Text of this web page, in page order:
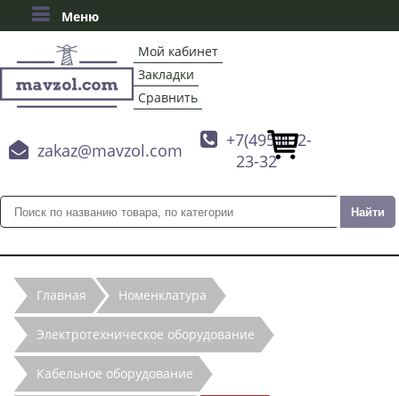
Меню
Мой кабинет
Закладки
Сравнить
 zakaz@mavzol.com
 +7(495)132-
23-32
Главная Номенклатура
Электротехническое оборудование
Кабельное оборудование